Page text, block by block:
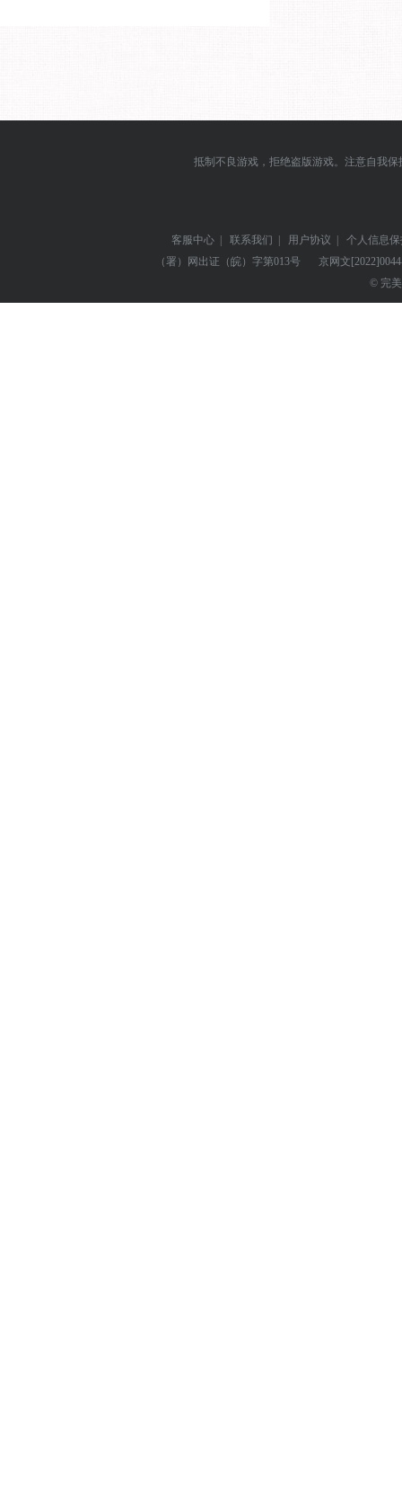
抵制不良游戏，拒绝盗版游戏。注意自我
客服中心 | 联系我们 | 用户协议 |
个人信息
（署）网出证（皖）字第013号
京网文
© 完美